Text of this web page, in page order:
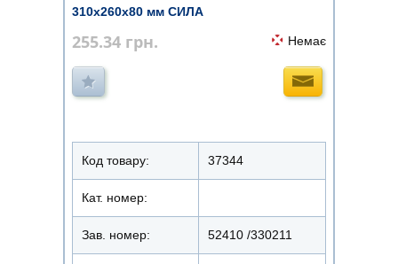
310х260х80 мм СИЛА
255.34 грн. Немає
Код товару: 37344
Кат. номер:
Зав. номер: 52410 /330211